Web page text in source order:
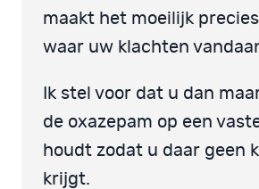
maakt het moeilijk
waar uw klachten
Ik stel voor dat u dan
de oxazepam op een
houdt zodat u daar geen
krijgt.